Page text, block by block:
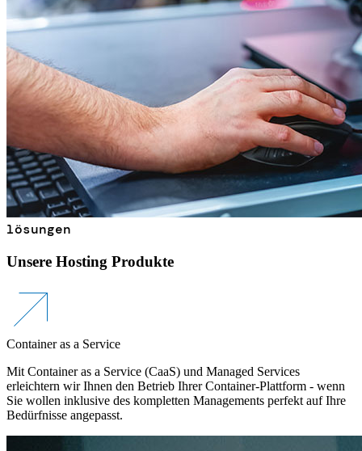
lösungen
Unsere Hosting Produkte
Container as a Service
Mit Container as a Service (CaaS) und Managed Services
erleichtern wir Ihnen den Betrieb Ihrer Container-Plattform - wenn
Sie wollen inklusive des kompletten Managements perfekt auf Ihre
Bedürfnisse angepasst.